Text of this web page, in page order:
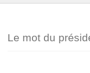
Le mot du